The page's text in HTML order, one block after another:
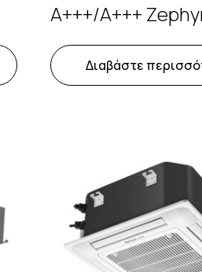
A+++/A+++
Διαβάστε